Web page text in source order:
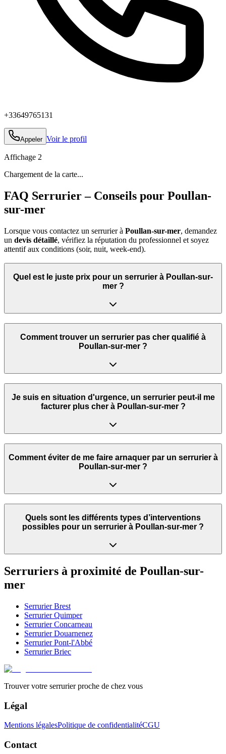
+33649765131
Appeler Voir le profil
Affichage 2
Chargement de la carte...
FAQ Serrurier – Conseils pour Poullan-
sur-mer
Lorsque vous contactez un serrurier à Poullan-sur-mer, demandez
un devis détaillé, vérifiez la réputation du professionnel et soyez
attentif aux conditions (soir, nuit, week‑end).
Quel est le juste prix pour un serrurier à Poullan-sur-
mer ?
Comment trouver un serrurier pas cher qualifié à
Poullan-sur-mer ?
Je suis en situation d'urgence, un serrurier peut‑il me
facturer plus cher à Poullan-sur-mer ?
Comment éviter de me faire arnaquer par un serrurier à
Poullan-sur-mer ?
Quels sont les différents types d’interventions
possibles pour un serrurier à Poullan-sur-mer ?
Serruriers à proximité de Poullan-sur-
mer
SerrurierBrest
SerrurierQuimper
SerrurierConcarneau
SerrurierDouarnenez
SerrurierPont-l'Abbé
SerrurierBriec
Trouver votre serrurier proche de chez vous
Légal
Mentions légalesPolitique de confidentialitéCGU
Contact